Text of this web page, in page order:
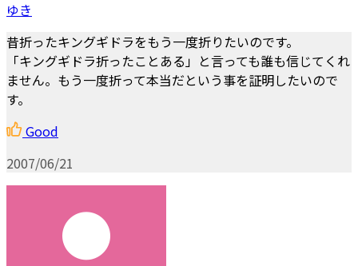
ゆき
昔折ったキングギドラをもう一度折りたいのです。
「キングギドラ折ったことある」と言っても誰も信じてくれ
ません。もう一度折って本当だという事を証明したいので
す。
Good
2007/06/21